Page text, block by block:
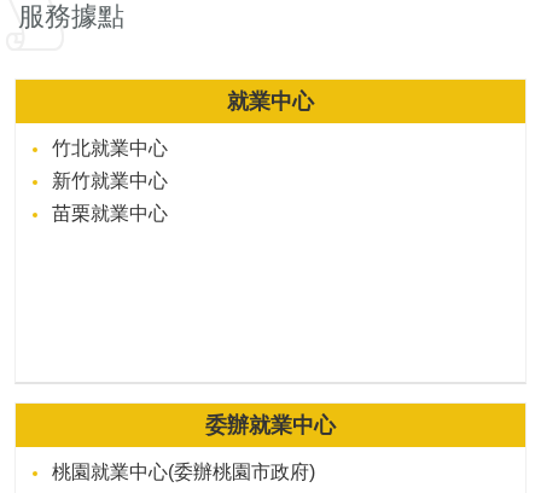
服務據點
就業中心
竹北就業中心
新竹就業中心
苗栗就業中心
委辦就業中心
桃園就業中心(委辦桃園市政府)